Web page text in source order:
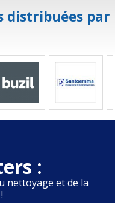
distribuées par
:
nettoyage et de la